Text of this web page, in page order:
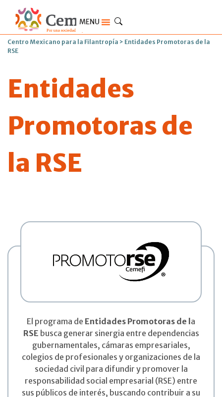
MENU
Centro Mexicano para la Filantropía > Entidades Promotoras de la
RSE
Entidades
Promotoras de
la RSE
El programa de Entidades Promotoras de la
RSE busca generar sinergia entre dependencias
gubernamentales, cámaras empresariales,
colegios de profesionales y organizaciones de la
sociedad civil para difundir y promover la
responsabilidad social empresarial (RSE) entre
sus públicos de interés, buscando contribuir a su